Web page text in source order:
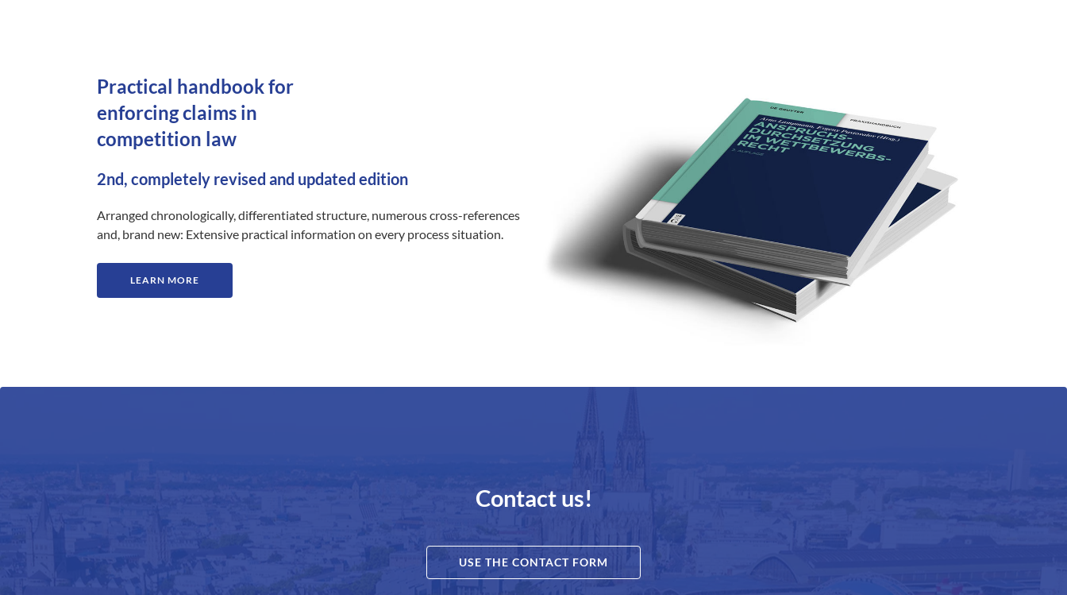
Practical handbook for
enforcing claims in
competition law
2nd, completely revised and updated edition
Arranged chronologically, differentiated structure, numerous cross-references
and, brand new: Extensive practical information on every process situation.
LEARN MORE
Contact us!
USE THE CONTACT FORM